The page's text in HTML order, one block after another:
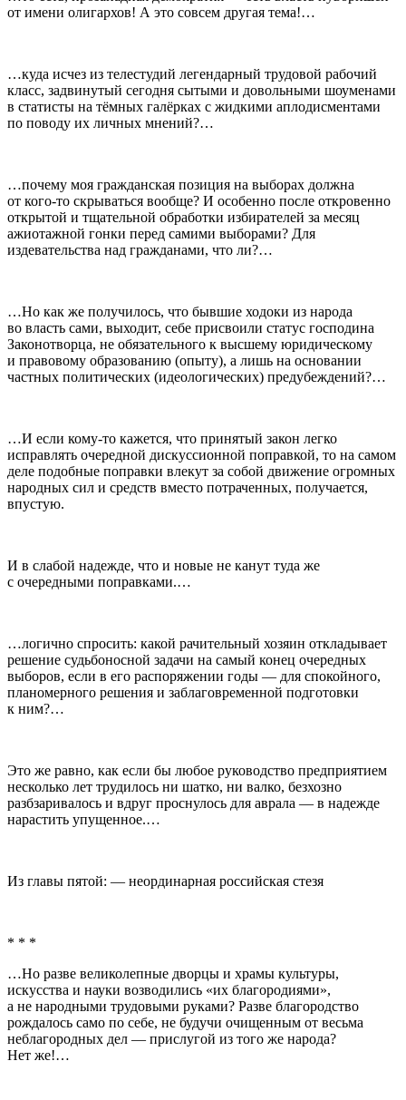
от имени олигархов! А это совсем другая тема!…
…куда исчез из телестудий легендарный трудовой рабочий
класс, задвинутый сегодня сытыми и довольными шоуменами
в статисты на тёмных галёрках с жидкими аплодисментами
по поводу их личных мнений?…
…почему моя гражданская позиция на выборах должна
от кого-то скрываться вообще? И особенно после откровенно
открытой и тщательной обработки избирателей за месяц
ажиотажной гонки перед самими выборами? Для
издевательства над гражданами, что ли?…
…Но как же получилось, что бывшие ходоки из народа
во власть сами, выходит, себе присвоили статус господина
Законотворца, не обязательного к высшему юридическому
и правовому образованию (опыту), а лишь на основании
частных политических (идеологических) предубеждений?…
…И если кому-то кажется, что принятый закон легко
исправлять очередной дискуссионной поправкой, то на самом
деле подобные поправки влекут за собой движение огромных
народных сил и средств вместо потраченных, получается,
впустую.
И в слабой надежде, что и новые не канут туда же
с очередными поправками.…
…логично спросить: какой рачительный хозяин откладывает
решение судьбоносной задачи на самый конец очередных
выборов, если в его распоряжении годы — для спокойного,
планомерного решения и заблаговременной подготовки
к ним?…
Это же равно, как если бы любое руководство предприятием
несколько лет трудилось ни шатко, ни валко, безхозно
разбзаривалось и вдруг проснулось для аврала — в надежде
нарастить упущенное.…
Из главы пятой: — неординарная российская стезя
* * *
…Но разве великолепные дворцы и храмы культуры,
искусства и науки возводились «их благородиями»,
а не народными трудовыми руками? Разве благородство
рождалось само по себе, не будучи очищенным от весьма
неблагородных дел — прислугой из того же народа?
Нет же!…